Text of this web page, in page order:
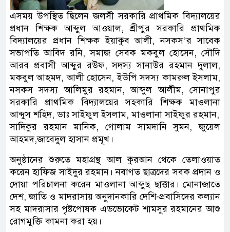
এসময় উপস্থিত ছিলেন জলসী সরকারি প্রাথমিক বিদ্যালয়ের
প্রধান শিক্ষক আব্দুল আওয়াল, শ্রীপুর সরকারি প্রাথমিক
বিদ্যালয়ের প্রধান শিক্ষক ইয়াকুব আলী, নসকস’র সাবেক
সভাপতি আবিদ রনি, সমাজ সেবক মকবুল হোসেন, সৌদি
আরব প্রবাসী আব্দুর রউফ, সদস্য সানাউর রহমান দুলাল,
মকবুল আহমদ, আলী হোসেন, ইউপি সদস্য কামরুল ইসলাম,
নসকস সদস্য আলিমুর রহমান, আব্দুল আলীম, সোনাপুর
সরকারি প্রাথমিক বিদ্যালয়ের সহকারি শিক্ষক মাওলানা
আব্দুস শহিদ, ডাঃ সাইফুল ইসলাম, মাওলানা সাইফুর রহমান,
সাদিকুর রহমান মানিক, গোলাম সামদানি সুমন, জুয়েল
আহমদ,জাবেদুল হাসান প্রমূখ।
অনুষ্ঠানের শুরুতে মহাগ্রন্থ আল কুরআন থেকে তেলাওয়াত
করেন হাফিজ সাইদুর রহমান। নবাগত ছাত্রদের সবক প্রদান ও
দোয়া পরিচালনা করেন মাওলানা আব্দুছ ছাত্তার। মোনাজাতে
দেশ, জাতি ও মাদরাসায় অনুদানকারি দেশি-প্রবাসিদের কল্যান
সহ মাদরাসার পৃষ্টপোষক এডভোকেট শামসুর রহমানের আশু
রোগমুক্তি কামনা করা হয়।